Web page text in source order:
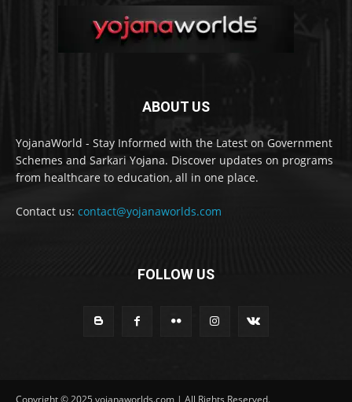
ABOUT US
YojanaWorld - Stay Informed with the Latest on Government
Schemes and Sarkari Yojana. Discover updates on programs
from healthcare to education, all in one place.
Contact us: contact@yojanaworlds.com
FOLLOW US
Copyright © 2025 yojanaworlds.com | All Rights Reserved.